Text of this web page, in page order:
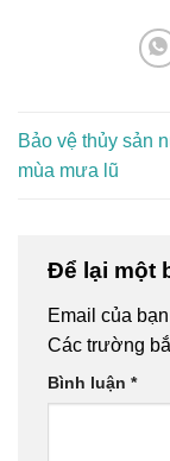
Bảo vệ thủy sản
mùa mưa lũ
Để lại một
Email của
Các trường
Bình luận *